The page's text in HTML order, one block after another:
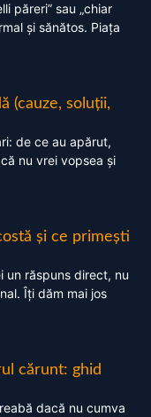
păreri” sau „chiar
și sănătos. Piața
(cauze, soluții,
de ce au apărut,
nu vrei vopsea și
și ce primești
un răspuns direct, nu
Îți dăm mai jos
cărunt: ghid
dacă nu cumva